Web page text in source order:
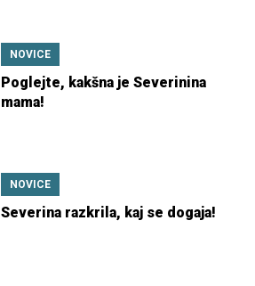
NOVICE
Poglejte, kakšna je Severinina
mama!
NOVICE
Severina razkrila, kaj se dogaja!